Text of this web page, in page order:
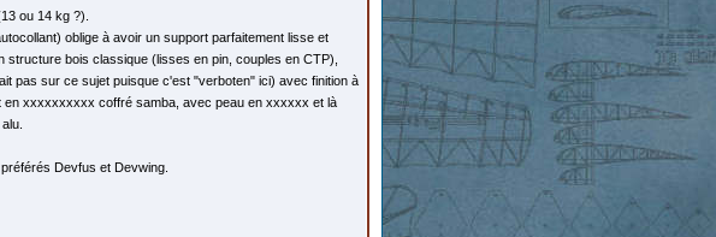
ou 14 kg ?).
oblige à avoir un support parfaitement lisse et
bois classique (lisses en pin, couples en CTP),
pas sur ce sujet puisque c'est "verboten" ici) avec finition à
en xxxxxxxxxx coffré samba, avec peau en xxxxxx et là
Devfus et Devwing.